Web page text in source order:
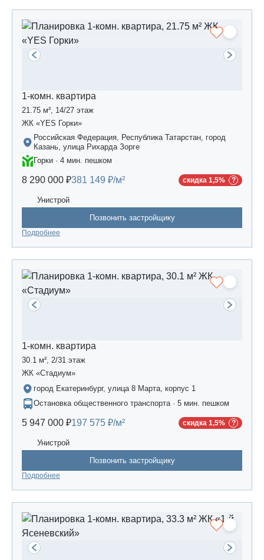
1-комн. квартира
21.75 м², 14/27 этаж
ЖК «YES Горки»
Российская Федерация, Республика Татарстан, город
Казань, улица Рихарда Зорге
Горки · 4 мин. пешком
8 290 000 ₽381 149 ₽/м² скидка 1,5%
Унистрой
Позвонить застройщику
Подробнее
1-комн. квартира
30.1 м², 2/31 этаж
ЖК «Стадиум»
город Екатеринбург, улица 8 Марта, корпус 1
Остановка общественного транспорта · 5 мин. пешком
5 947 000 ₽197 575 ₽/м² скидка 1,5%
Унистрой
Позвонить застройщику
Подробнее